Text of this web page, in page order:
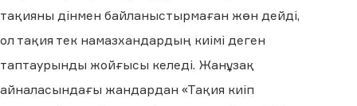
тақияны дінмен байланыстырмаған жөн дейді,
ол тақия тек намазхандардың киімі деген
таптаурынды жойғысы келеді. Жанұзақ
айналасындағы жандардан «Тақия киіп